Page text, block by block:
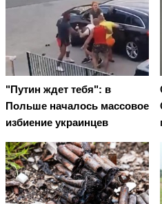
"Путин ждет тебя": в
Польше началось массовое
избиение украинцев